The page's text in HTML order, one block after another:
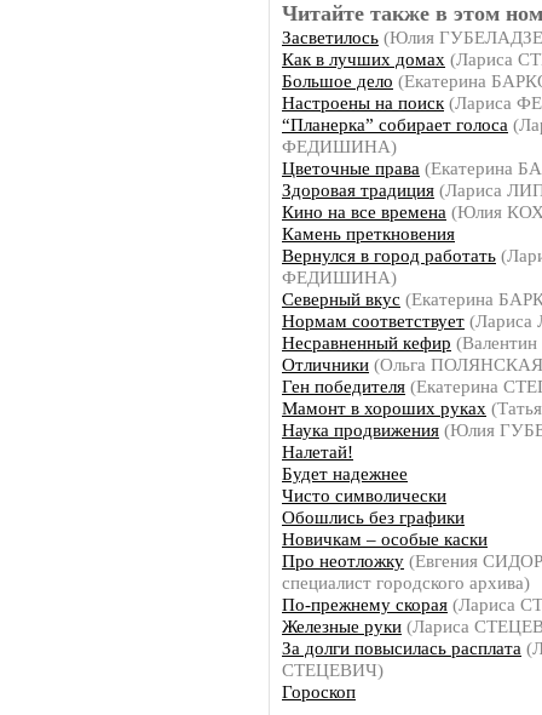
Читайте также в этом
Засветилось (Юлия
Как в лучших домах (Лариса
Большое дело (Екатерина
Настроены на поиск (Лариса
“Планерка” собирает голоса
ФЕДИШИНА)
Цветочные права (Екатерина
Здоровая традиция (Лариса
Кино на все времена (Юлия
Камень преткновения
Вернулся в город работать
ФЕДИШИНА)
Северный вкус (Екатерина
Нормам соответствует (Лариса
Несравненный кефир
Отличники (Ольга
Ген победителя (Екатерина
Мамонт в хороших руках
Наука продвижения (Юлия
Налетай!
Будет надежнее
Чисто символически
Обошлись без графики
Новичкам – особые каски
Про неотложку (Евгения
специалист городского архива)
По-прежнему скорая (Лариса
Железные руки (Лариса
За долги повысилась расплата
СТЕЦЕВИЧ)
Гороскоп